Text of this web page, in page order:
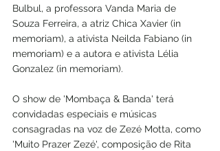
Bulbul, a professora Vanda Maria de
Souza Ferreira, a atriz Chica Xavier (in
memoriam), a ativista Neilda Fabiano (in
memoriam) e a autora e ativista Lélia
Gonzalez (in memoriam).
O show de 'Mombaça & Banda' terá
convidadas especiais e músicas
consagradas na voz de Zezé Motta, como
'Muito Prazer Zezé', composição de Rita